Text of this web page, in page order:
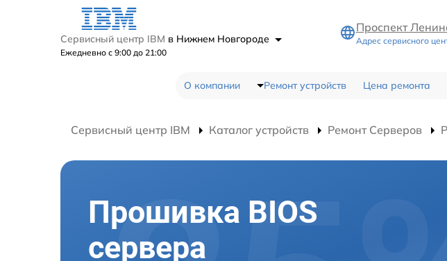
Сервисный центр IBM в Нижнем Новгороде
Ежедневно с 9:00 до 21:00
Проспект
Адрес сервисного
О компании Ремонт устройств Цена ремонта
Сервисный центр IBM Каталог устройств Ремонт Серверов
Прошивка BIOS
сервера